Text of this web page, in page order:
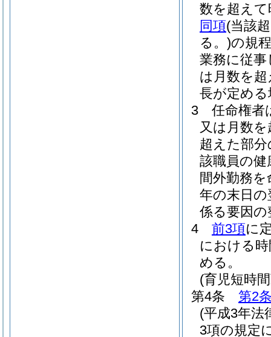
数を超え
同項(当該
る。)の規
業務に従
は月数を
長が定め
3
任命権者
又は月数
超えた部
該職員の
間外勤務
年の末日
係る要因
4
前3項に
における
める。
(育児短時
第4条
第2
(平成3年法
3項の規定